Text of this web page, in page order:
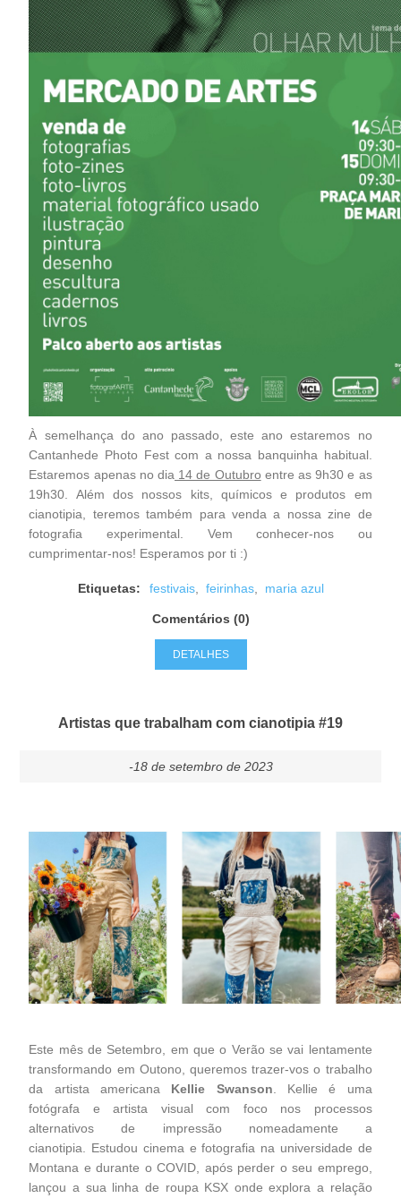
À semelhança do ano passado, este ano estaremos no
Cantanhede Photo Fest com a nossa banquinha habitual.
Estaremos apenas no dia 14 de Outubro entre as 9h30 e as
19h30. Além dos nossos kits, químicos e produtos em
cianotipia, teremos também para venda a nossa zine de
fotografia experimental. Vem conhecer-nos ou
cumprimentar-nos! Esperamos por ti :)
Etiquetas: festivais, feirinhas, maria azul
Comentários (0)
DETALHES
Artistas que trabalham com cianotipia #19
-18 de setembro de 2023
Este mês de Setembro, em que o Verão se vai lentamente
transformando em Outono, queremos trazer-vos o trabalho
da artista americana Kellie Swanson . Kellie é uma
fotógrafa e artista visual com foco nos processos
alternativos de impressão nomeadamente a
cianotipia. Estudou cinema e fotografia na universidade de
Montana e durante o COVID, após perder o seu emprego,
lançou a sua linha de roupa KSX onde explora a relação